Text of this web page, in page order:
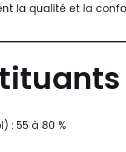
la qualité et la
: 55 à 80 %